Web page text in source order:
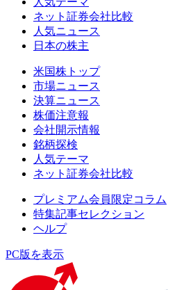
ネット証券会社比較
人気ニュース
日本の株主
米国株トップ
市場ニュース
決算ニュース
株価注意報
会社開示情報
銘柄探検
人気テーマ
ネット証券会社比較
プレミアム会員限定コラム
特集記事セレクション
ヘルプ
PC版を表示